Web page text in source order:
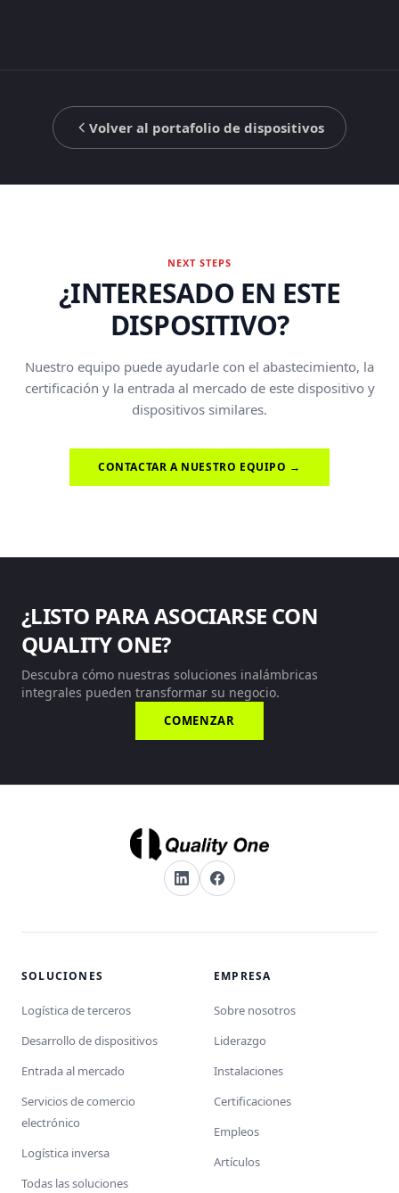
Volver al portafolio de dispositivos
NEXT STEPS
¿INTERESADO EN ESTE
DISPOSITIVO?
Nuestro equipo puede ayudarle con el abastecimiento, la
certificación y la entrada al mercado de este dispositivo y
dispositivos similares.
CONTACTAR A NUESTRO EQUIPO →
¿LISTO PARA ASOCIARSE CON
QUALITY ONE?
Descubra cómo nuestras soluciones inalámbricas
integrales pueden transformar su negocio.
COMENZAR
SOLUCIONES
Logística de terceros
Desarrollo de dispositivos
Entrada al mercado
Servicios de comercio
electrónico
Logística inversa
Todas las soluciones
EMPRESA
Sobre nosotros
Liderazgo
Instalaciones
Certificaciones
Empleos
Artículos